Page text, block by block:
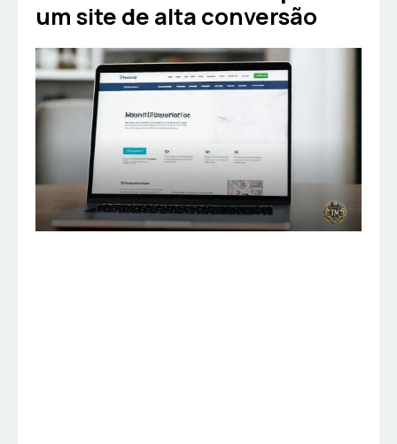
um site de alta conversão